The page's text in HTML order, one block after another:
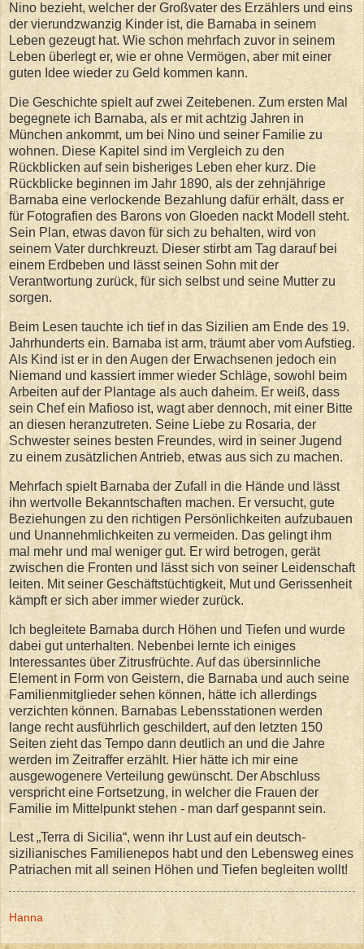
Nino bezieht, welcher der Großvater des Erzählers und eins
der vierundzwanzig Kinder ist, die Barnaba in seinem
Leben gezeugt hat. Wie schon mehrfach zuvor in seinem
Leben überlegt er, wie er ohne Vermögen, aber mit einer
guten Idee wieder zu Geld kommen kann.
Die Geschichte spielt auf zwei Zeitebenen. Zum ersten Mal
begegnete ich Barnaba, als er mit achtzig Jahren in
München ankommt, um bei Nino und seiner Familie zu
wohnen. Diese Kapitel sind im Vergleich zu den
Rückblicken auf sein bisheriges Leben eher kurz. Die
Rückblicke beginnen im Jahr 1890, als der zehnjährige
Barnaba eine verlockende Bezahlung dafür erhält, dass er
für Fotografien des Barons von Gloeden nackt Modell steht.
Sein Plan, etwas davon für sich zu behalten, wird von
seinem Vater durchkreuzt. Dieser stirbt am Tag darauf bei
einem Erdbeben und lässt seinen Sohn mit der
Verantwortung zurück, für sich selbst und seine Mutter zu
sorgen.
Beim Lesen tauchte ich tief in das Sizilien am Ende des 19.
Jahrhunderts ein. Barnaba ist arm, träumt aber vom Aufstieg.
Als Kind ist er in den Augen der Erwachsenen jedoch ein
Niemand und kassiert immer wieder Schläge, sowohl beim
Arbeiten auf der Plantage als auch daheim. Er weiß, dass
sein Chef ein Mafioso ist, wagt aber dennoch, mit einer Bitte
an diesen heranzutreten. Seine Liebe zu Rosaria, der
Schwester seines besten Freundes, wird in seiner Jugend
zu einem zusätzlichen Antrieb, etwas aus sich zu machen.
Mehrfach spielt Barnaba der Zufall in die Hände und lässt
ihn wertvolle Bekanntschaften machen. Er versucht, gute
Beziehungen zu den richtigen Persönlichkeiten aufzubauen
und Unannehmlichkeiten zu vermeiden. Das gelingt ihm
mal mehr und mal weniger gut. Er wird betrogen, gerät
zwischen die Fronten und lässt sich von seiner Leidenschaft
leiten. Mit seiner Geschäftstüchtigkeit, Mut und Gerissenheit
kämpft er sich aber immer wieder zurück.
Ich begleitete Barnaba durch Höhen und Tiefen und wurde
dabei gut unterhalten. Nebenbei lernte ich einiges
Interessantes über Zitrusfrüchte. Auf das übersinnliche
Element in Form von Geistern, die Barnaba und auch seine
Familienmitglieder sehen können, hätte ich allerdings
verzichten können. Barnabas Lebensstationen werden
lange recht ausführlich geschildert, auf den letzten 150
Seiten zieht das Tempo dann deutlich an und die Jahre
werden im Zeitraffer erzählt. Hier hätte ich mir eine
ausgewogenere Verteilung gewünscht. Der Abschluss
verspricht eine Fortsetzung, in welcher die Frauen der
Familie im Mittelpunkt stehen - man darf gespannt sein.
Lest „Terra di Sicilia“, wenn ihr Lust auf ein deutsch-
sizilianisches Familienepos habt und den Lebensweg eines
Patriachen mit all seinen Höhen und Tiefen begleiten wollt!
Hanna